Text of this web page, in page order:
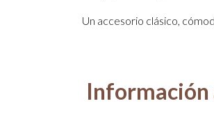
Un accesorio clásico,
Información